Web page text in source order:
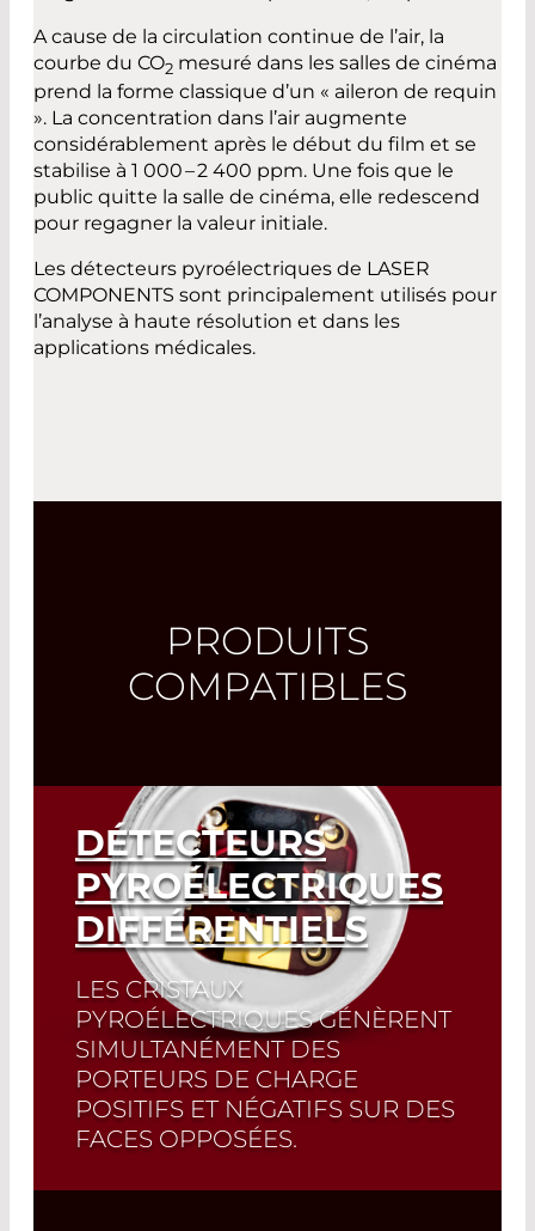
A cause de la circulation continue de l’air, la
courbe du CO2 mesuré dans les salles de cinéma
prend la forme classique d’un « aileron de requin
». La concentration dans l’air augmente
considérablement après le début du film et se
stabilise à 1 000 – 2 400 ppm. Une fois que le
public quitte la salle de cinéma, elle redescend
pour regagner la valeur initiale.
Les détecteurs pyroélectriques de LASER
COMPONENTS sont principalement utilisés pour
l’analyse à haute résolution et dans les
applications médicales.
PRODUITS
COMPATIBLES
DÉTECTEURS
PYROÉLECTRIQUES
DIFFÉRENTIELS
LES CRISTAUX
PYROÉLECTRIQUES GÉNÈRENT
SIMULTANÉMENT DES
PORTEURS DE CHARGE
POSITIFS ET NÉGATIFS SUR DES
FACES OPPOSÉES.
Les séries LD21XX et DD31XX sont des